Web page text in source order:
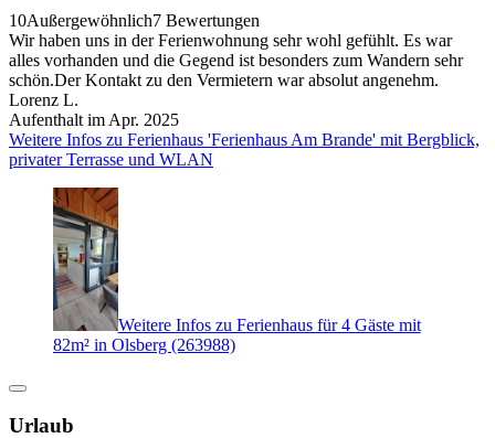
10Außergewöhnlich7 Bewertungen
Wir haben uns in der Ferienwohnung sehr wohl gefühlt. Es war
alles vorhanden und die Gegend ist besonders zum Wandern sehr
schön.Der Kontakt zu den Vermietern war absolut angenehm.
Lorenz L.
Aufenthalt im Apr. 2025
Weitere Infos zu Ferienhaus 'Ferienhaus Am Brande' mit Bergblick,
privater Terrasse und WLAN
Weitere Infos zu Ferienhaus für 4 Gäste mit
82m² in Olsberg (263988)
Urlaub